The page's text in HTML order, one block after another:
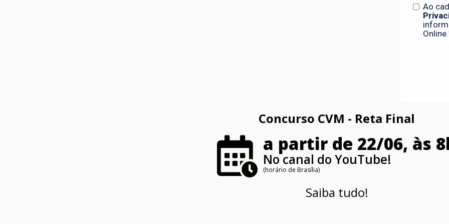
Concurso CVM - Reta Final
a partir de 22/06, às
No canal do YouTube!
(horário de Brasília)
Saiba tudo!